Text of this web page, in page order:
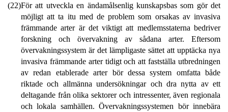
(22)För att utveckla en ändamålsenlig kunskapsbas som gör det
möjligt att ta itu med de problem som orsakas av invasiva
främmande arter är det viktigt att medlemsstaterna bedriver
forskning och övervakning av sådana arter. Eftersom
övervakningssystem är det lämpligaste sättet att upptäcka nya
invasiva främmande arter tidigt och att fastställa utbredningen
av redan etablerade arter bör dessa system omfatta både
riktade och allmänna undersökningar och dra nytta av ett
deltagande från olika sektorer och intressenter, även regionala
och lokala samhällen. Övervakningssystemen bör innebära